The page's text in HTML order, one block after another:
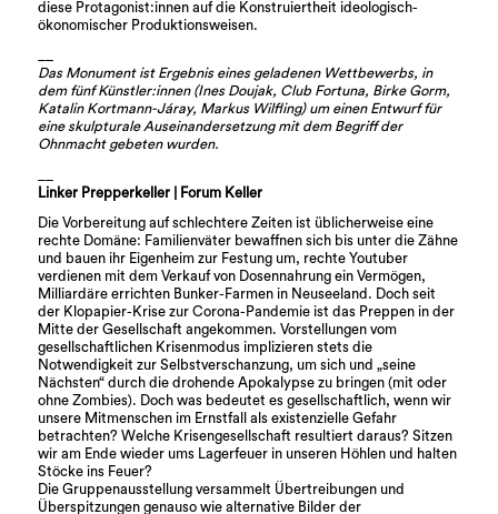
diese Protagonist:innen auf die Konstruiertheit ideologisch-
ökonomischer Produktionsweisen.
Das Monument ist Ergebnis eines geladenen Wettbewerbs, in
dem fünf Künstler:innen (Ines Doujak, Club Fortuna, Birke Gorm,
Katalin Kortmann-Járay, Markus Wilfling) um einen Entwurf für
eine skulpturale Auseinandersetzung mit dem Begriff der
Ohnmacht gebeten wurden.
Linker Prepperkeller | Forum Keller
Die Vorbereitung auf schlechtere Zeiten ist üblicherweise eine
rechte Domäne: Familienväter bewaffnen sich bis unter die Zähne
und bauen ihr Eigenheim zur Festung um, rechte Youtuber
verdienen mit dem Verkauf von Dosennahrung ein Vermögen,
Milliardäre errichten Bunker-Farmen in Neuseeland. Doch seit
der Klopapier-Krise zur Corona-Pandemie ist das Preppen in der
Mitte der Gesellschaft angekommen. Vorstellungen vom
gesellschaftlichen Krisenmodus implizieren stets die
Notwendigkeit zur Selbstverschanzung, um sich und „seine
Nächsten“ durch die drohende Apokalypse zu bringen (mit oder
ohne Zombies). Doch was bedeutet es gesellschaftlich, wenn wir
unsere Mitmenschen im Ernstfall als existenzielle Gefahr
betrachten? Welche Krisengesellschaft resultiert daraus? Sitzen
wir am Ende wieder ums Lagerfeuer in unseren Höhlen und halten
Stöcke ins Feuer?
Die Gruppenausstellung versammelt Übertreibungen und
Überspitzungen genauso wie alternative Bilder der